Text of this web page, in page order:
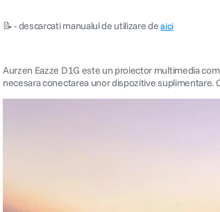
📝 - descarcati manualul de utilizare deaici
Aurzen Eazze D1G este un proiector multimedia
necesara conectarea unor dispozitive suplimentare.